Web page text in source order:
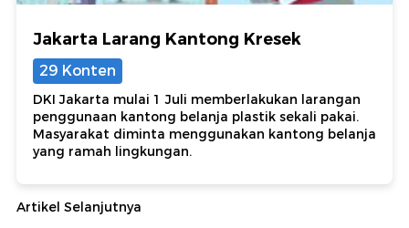
Jakarta Larang Kantong Kresek
29 Konten
DKI Jakarta mulai 1 Juli memberlakukan larangan
penggunaan kantong belanja plastik sekali pakai.
Masyarakat diminta menggunakan kantong belanja
yang ramah lingkungan.
Artikel Selanjutnya